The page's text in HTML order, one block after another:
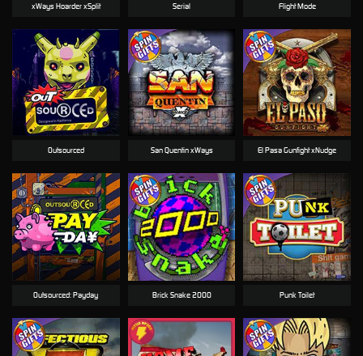
Outsourced
Outsourced: Payday
El Pasa Gunfight xNudge
Brick Snake 2000
Flight Mode
San Quentin xWays
Serial
Punk Toilet
xWays Hoarder xSplit